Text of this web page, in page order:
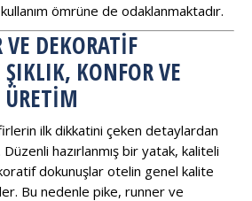
ömrüne de odaklanmaktadır.
DEKORATIF
ŞIKLIK, KONFOR VE
ÜRETIM
ilk dikkatini çeken detaylardan
hazırlanmış bir yatak, kaliteli
dokunuşlar otelin genel kalite
Bu nedenle pike, runner ve